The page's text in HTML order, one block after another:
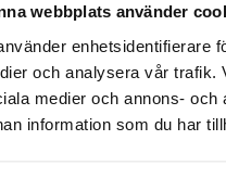
webbplats använder
enhetsidentifierare
och analysera vår trafik.
medier och annons-
information som du har
så många ärenden du